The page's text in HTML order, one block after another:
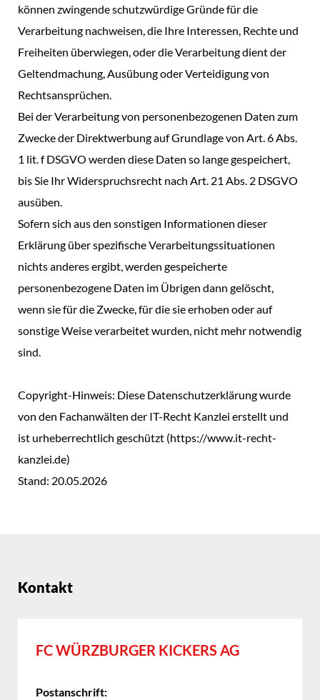
können zwingende schutzwürdige Gründe für die
Verarbeitung nachweisen, die Ihre Interessen, Rechte und
Freiheiten überwiegen, oder die Verarbeitung dient der
Geltendmachung, Ausübung oder Verteidigung von
Rechtsansprüchen.
Bei der Verarbeitung von personenbezogenen Daten zum
Zwecke der Direktwerbung auf Grundlage von Art. 6 Abs.
1 lit. f DSGVO werden diese Daten so lange gespeichert,
bis Sie Ihr Widerspruchsrecht nach Art. 21 Abs. 2 DSGVO
ausüben.
Sofern sich aus den sonstigen Informationen dieser
Erklärung über spezifische Verarbeitungssituationen
nichts anderes ergibt, werden gespeicherte
personenbezogene Daten im Übrigen dann gelöscht,
wenn sie für die Zwecke, für die sie erhoben oder auf
sonstige Weise verarbeitet wurden, nicht mehr notwendig
sind.
Copyright-Hinweis: Diese Datenschutzerklärung wurde
von den Fachanwälten der IT-Recht Kanzlei erstellt und
ist urheberrechtlich geschützt (https://www.it-recht-
kanzlei.de)
Stand: 20.05.2026
Kontakt
FC WÜRZBURGER KICKERS AG
Postanschrift: